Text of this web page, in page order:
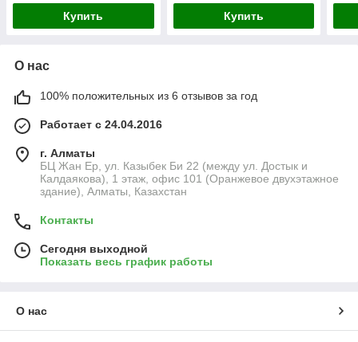
Купить Купить
О нас
100% положительных из 6 отзывов за год
Работает с 24.04.2016
г. Алматы
БЦ Жан Ер, ул. Казыбек Би 22 (между ул. Достык и
Калдаякова), 1 этаж, офис 101 (Оранжевое двухэтажное
здание), Алматы, Казахстан
Контакты
Сегодня выходной
Показать весь график работы
О нас